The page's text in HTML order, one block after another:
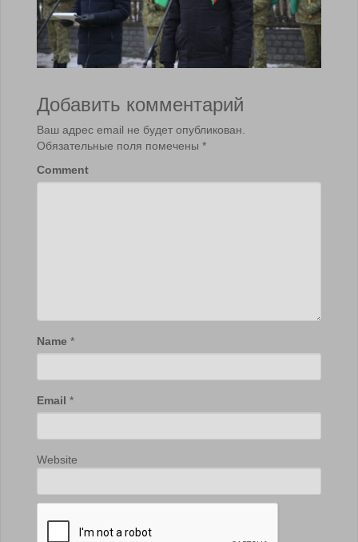
Добавить комментарий
Ваш адрес email не будет опубликован.
Обязательные поля помечены *
Comment
Name *
Email *
Website